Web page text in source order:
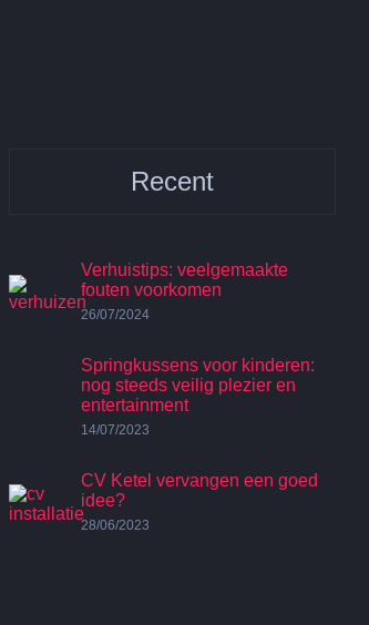
Recent
Verhuistips: veelgemaakte
fouten voorkomen
26/07/2024
Springkussens voor kinderen:
nog steeds veilig plezier en
entertainment
14/07/2023
CV Ketel vervangen een goed
idee?
28/06/2023